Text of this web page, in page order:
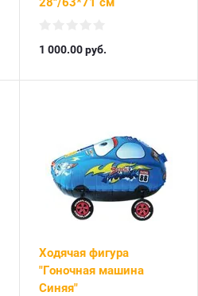
1 000.00руб.
Ходячая фигура
"Гоночная машина
Синяя"